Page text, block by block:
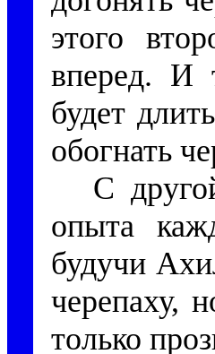
этого
вперед. И
будет
обогнать
С
опыта
будучи
черепаху,
только